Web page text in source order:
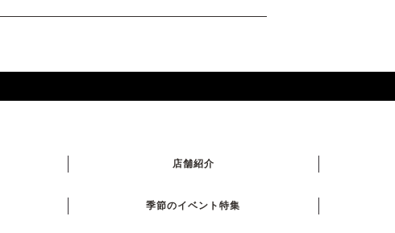
店舗紹介
季節のイベント特集